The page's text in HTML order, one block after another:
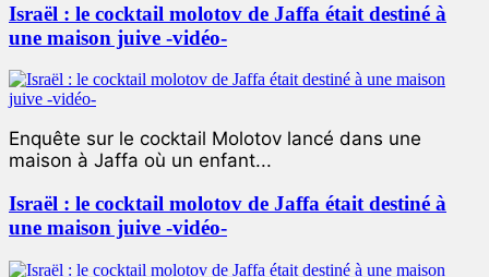
Israël : le cocktail molotov de Jaffa était destiné à
une maison juive -vidéo-
Enquête sur le cocktail Molotov lancé dans une
maison à Jaffa où un enfant...
Israël : le cocktail molotov de Jaffa était destiné à
une maison juive -vidéo-